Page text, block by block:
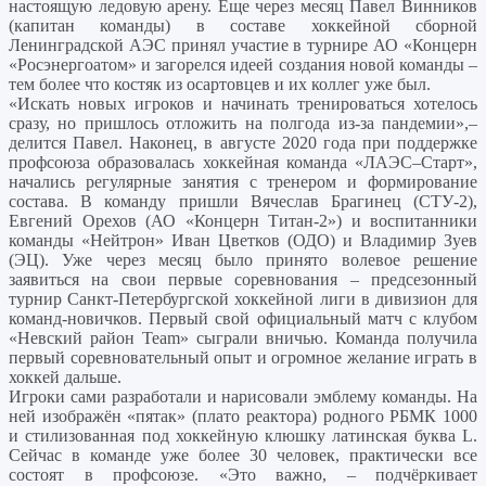
настоящую ледовую арену. Еще через месяц Павел Винников
(капитан команды) в составе хоккейной сборной
Ленинградской АЭС принял участие в турнире АО «Концерн
«Росэнергоатом» и загорелся идеей создания новой команды –
тем более что костяк из осартовцев и их коллег уже был.
«Искать новых игроков и начинать тренироваться хотелось
сразу, но пришлось отложить на полгода из-за пандемии»,–
делится Павел. Наконец, в августе 2020 года при поддержке
профсоюза образовалась хоккейная команда «ЛАЭС–Старт»,
начались регулярные занятия с тренером и формирование
состава. В команду пришли Вячеслав Брагинец (СТУ‑2),
Евгений Орехов (АО «Концерн Титан‑2») и воспитанники
команды «Нейтрон» Иван Цветков (ОДО) и Владимир Зуев
(ЭЦ). Уже через месяц было принято волевое решение
заявиться на свои первые соревнования – предсезонный
турнир Санкт-Петербургской хоккейной лиги в дивизион для
команд-новичков. Первый свой официальный матч с клубом
«Невский район Team» сыграли вничью. Команда получила
первый соревновательный опыт и огромное желание играть в
хоккей дальше.
Игроки сами разработали и нарисовали эмблему команды. На
ней изображён «пятак» (плато реактора) родного РБМК 1000
и стилизованная под хоккейную клюшку латинская буква L.
Сейчас в команде уже более 30 человек, практически все
состоят в профсоюзе. «Это важно, – подчёркивает